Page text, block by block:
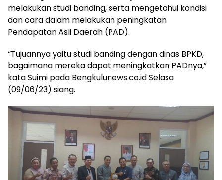
melakukan studi banding, serta mengetahui kondisi
dan cara dalam melakukan peningkatan
Pendapatan Asli Daerah (PAD).
“Tujuannya yaitu studi banding dengan dinas BPKD,
bagaimana mereka dapat meningkatkan PADnya,”
kata Suimi pada Bengkulunews.co.id Selasa
(09/06/23) siang.